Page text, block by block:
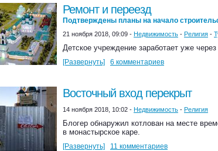
Ремонт и переезд
Подтверждены планы на начало
21 ноября 2018, 09:09 - Недвижимость - Религия -
Детское учреждение заработает уже через
[Развернуть] 6 комментариев
Восточный вход перекрыт
14 ноября 2018, 10:02 - Недвижимость - Религия
Блогер обнаружил котлован на месте
в монастырское каре.
[Развернуть] 11 комментариев